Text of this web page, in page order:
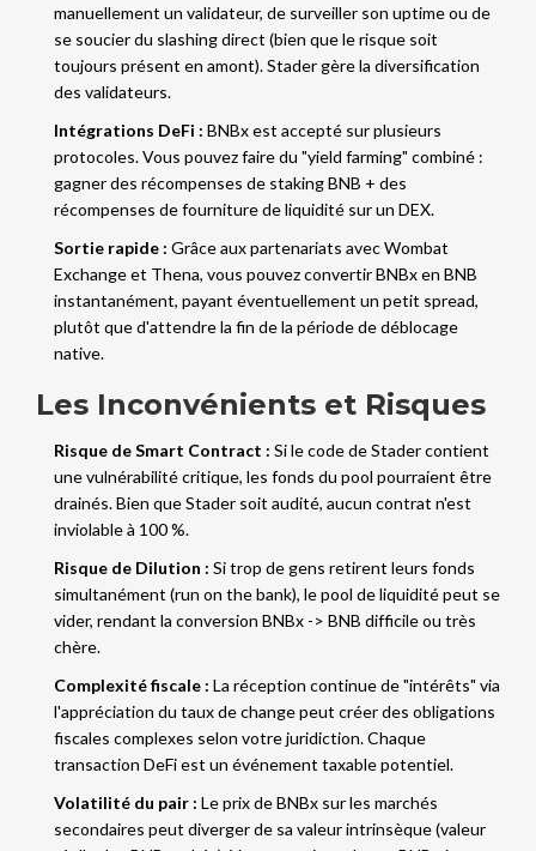
manuellement un validateur, de surveiller son uptime ou de
se soucier du slashing direct (bien que le risque soit
toujours présent en amont). Stader gère la diversification
des validateurs.
Intégrations DeFi : BNBx est accepté sur plusieurs
protocoles. Vous pouvez faire du "yield farming" combiné :
gagner des récompenses de staking BNB + des
récompenses de fourniture de liquidité sur un DEX.
Sortie rapide : Grâce aux partenariats avecWombat
Exchangeet Thena, vous pouvez convertir BNBx en BNB
instantanément, payant éventuellement un petit spread,
plutôt que d'attendre la fin de la période de déblocage
native.
Les Inconvénients et Risques
Risque de Smart Contract : Si le code de Stader contient
une vulnérabilité critique, les fonds du pool pourraient être
drainés. Bien que Stader soit audité, aucun contrat n'est
inviolable à 100 %.
Risque de Dilution : Si trop de gens retirent leurs fonds
simultanément (run on the bank), le pool de liquidité peut se
vider, rendant la conversion BNBx -> BNB difficile ou très
chère.
Complexité fiscale : La réception continue de "intérêts" via
l'appréciation du taux de change peut créer des obligations
fiscales complexes selon votre juridiction. Chaque
transaction DeFi est un événement taxable potentiel.
Volatilité du pair : Le prix de BNBx sur les marchés
secondaires peut diverger de sa valeur intrinsèque (valeur